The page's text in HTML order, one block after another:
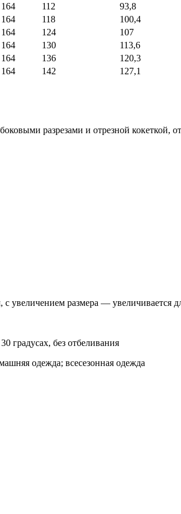
164 112 93,8
164 118 100,4
164 124 107
164 130 113,6
164 136 120,3
164 142 127,1
разрезами и отрезной
с увеличением размера — увеличивается
градусах, без отбеливания
одежда; всесезонная одежда